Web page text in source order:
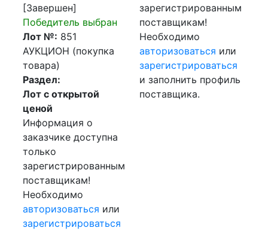
[Завершен]
Победитель выбран
Лот №: 851
АУКЦИОН (покупка
товара)
Раздел:
Лот с открытой
ценой
Информация о
заказчике доступна
только
зарегистрированным
поставщикам!
Необходимо
авторизоваться или
зарегистрироваться
зарегистрированным
поставщикам!
Необходимо
авторизоваться или
зарегистрироваться
и заполнить профиль
поставщика.